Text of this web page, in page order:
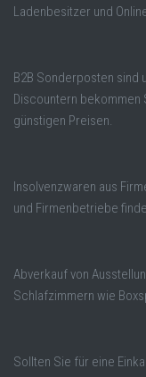
Ladenbesitzer und
B2B Sonderposten
Discountern bekommen
günstigen Preisen.
Insolvenzwaren aus
und Firmenbetriebe
Abverkauf von
Schlafzimmern wie
Sollten Sie für eine